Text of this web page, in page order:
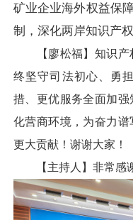
矿业企业海外权益保
制，深化两岸知识产
【廖松福】知识产
终坚守司法初心、勇
措、更优服务全面加
化营商环境，为奋力
更大贡献！谢谢大家！
【主持人】非常感谢